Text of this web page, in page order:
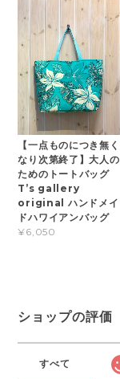
【一点ものにつき無く
なり次第終了】大人の
ためのトートバッグ
T’s gallery
original ハンドメイ
ドハワイアンバッグ
¥6,050
ショップの評価
すべて